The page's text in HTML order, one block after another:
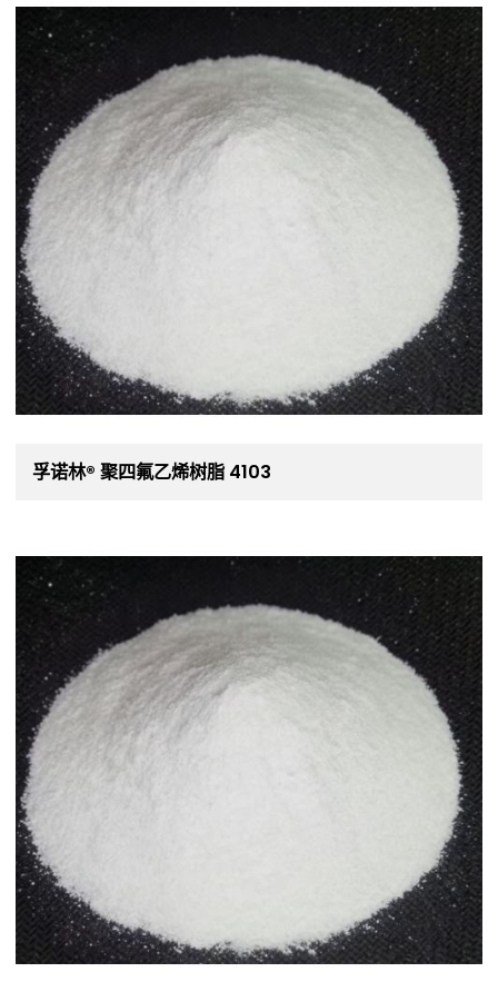
孚诺林® 聚四氟乙烯树脂 4103